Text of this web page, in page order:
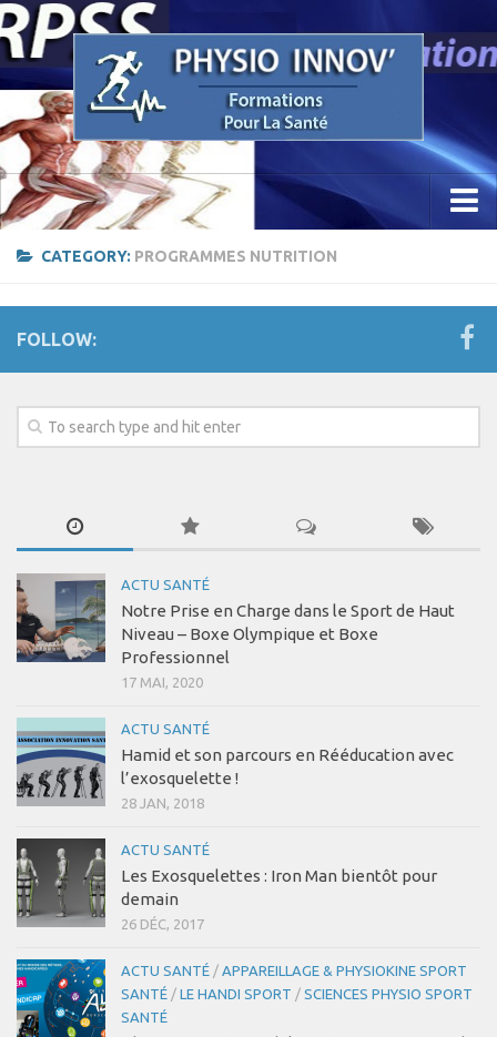
Accueil
Etude / Formation / Recherche
Parcours Professionnel
La Recherche
Sciences Physio Sport Santé
Les Formations
Thérapie manuelle
Concept Ostéopathique
Tissulaire
TMO
Techniques Réflexes
Technique d’Inhibition (Jones)
Trigers points
Dry Needling
CATEGORY: PROGRAMMES NUTRITION
FOLLOW:
ACTU SANTÉ
Notre Prise en Charge dans le Sport de Haut
Niveau – Boxe Olympique et Boxe
Professionnel
17 MAI, 2020
ACTU SANTÉ
Hamid et son parcours en Rééducation avec
l’exosquelette !
28 JAN, 2018
ACTU SANTÉ
Les Exosquelettes : Iron Man bientôt pour
demain
26 DÉC, 2017
ACTU SANTÉ / APPAREILLAGE & PHYSIOKINE SPORT
SANTÉ / LE HANDI SPORT / SCIENCES PHYSIO SPORT
SANTÉ